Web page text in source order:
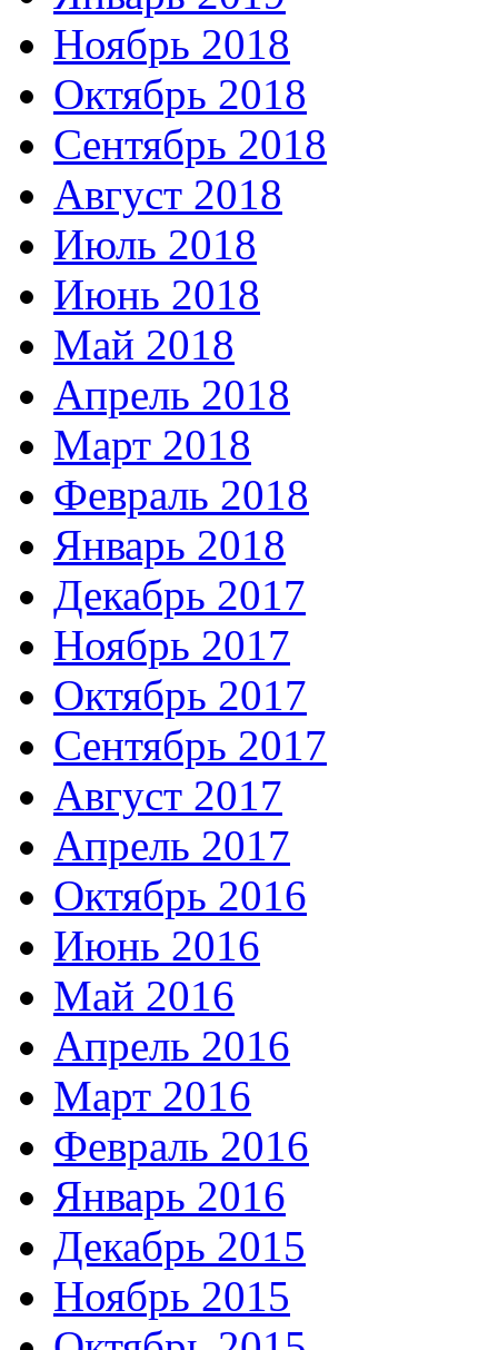
Ноябрь 2018
Октябрь 2018
Сентябрь 2018
Август 2018
Июль 2018
Июнь 2018
Май 2018
Апрель 2018
Март 2018
Февраль 2018
Январь 2018
Декабрь 2017
Ноябрь 2017
Октябрь 2017
Сентябрь 2017
Август 2017
Апрель 2017
Октябрь 2016
Июнь 2016
Май 2016
Апрель 2016
Март 2016
Февраль 2016
Январь 2016
Декабрь 2015
Ноябрь 2015